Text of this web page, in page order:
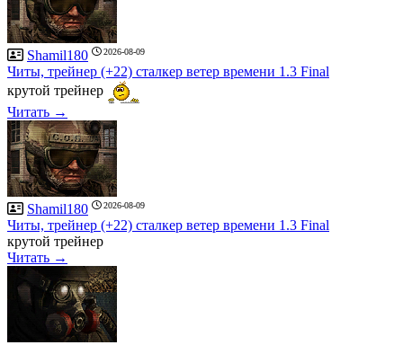
Shamil180 2026-08-09
Читы, трейнер (+22) сталкер ветер времени 1.3 Final
крутой трейнер
Читать →
Shamil180 2026-08-09
Читы, трейнер (+22) сталкер ветер времени 1.3 Final
крутой трейнер
Читать →